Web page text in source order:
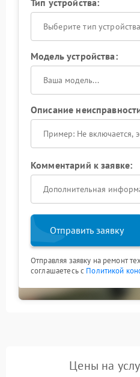
Тип устройства:
Выберите тип устройства
Модель устройства:
Описание
Комментарий к заявке:
Отправить заявку
Отправляя заявку на ремонт
соглашаетесь с Политикой
Цены на